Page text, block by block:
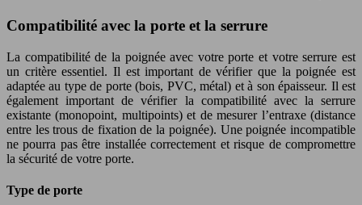
Compatibilité avec la porte et la serrure
La compatibilité de la poignée avec votre porte et votre serrure est
un critère essentiel. Il est important de vérifier que la poignée est
adaptée au type de porte (bois, PVC, métal) et à son épaisseur. Il est
également important de vérifier la compatibilité avec la serrure
existante (monopoint, multipoints) et de mesurer l’entraxe (distance
entre les trous de fixation de la poignée). Une poignée incompatible
ne pourra pas être installée correctement et risque de compromettre
la sécurité de votre porte.
Type de porte